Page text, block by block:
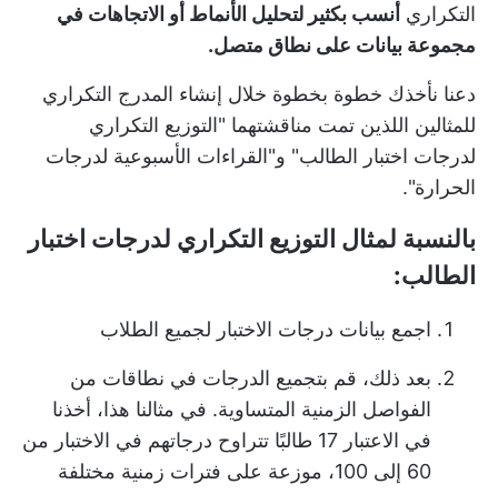
التكراري أنسب بكثير لتحليل الأنماط أو الاتجاهات في
مجموعة بيانات على نطاق متصل.
دعنا نأخذك خطوة بخطوة خلال إنشاء المدرج التكراري
للمثالين اللذين تمت مناقشتهما "التوزيع التكراري
لدرجات اختبار الطالب" و"القراءات الأسبوعية لدرجات
الحرارة".
بالنسبة لمثال التوزيع التكراري لدرجات اختبار
الطالب:
اجمع بيانات درجات الاختبار لجميع الطلاب
بعد ذلك، قم بتجميع الدرجات في نطاقات من
الفواصل الزمنية المتساوية. في مثالنا هذا، أخذنا
في الاعتبار 17 طالبًا تتراوح درجاتهم في الاختبار من
60 إلى 100، موزعة على فترات زمنية مختلفة